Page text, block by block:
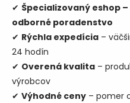
✔ Špecializovaný eshop
odborné poradenstvo
✔ Rýchla expedícia –
24 hodín
✔ Overená kvalita –
výrobcov
✔ Výhodné ceny – pomer